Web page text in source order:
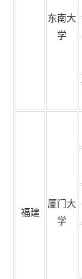
东南大
学
福建
厦门大
学